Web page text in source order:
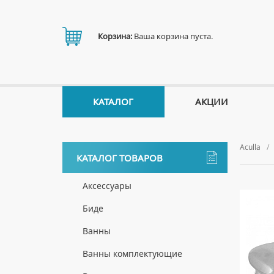
Aculla
КАТАЛОГ ТОВАРОВ
Аксессуары
ДЕРЖАТЕЛИ
Биде
НАПОЛЬНЫЕ БИДЕ
Ванны
АКРИЛОВЫЕ ВАННЫ
Ванны комплектующие
Корзина: Ваша корзина пуста.
КАТАЛОГ АКЦИИ